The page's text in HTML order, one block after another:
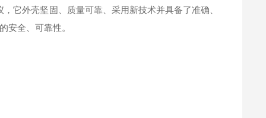
外壳坚固、质量可靠、采用新技术并具备了准确、
安全、可靠性。